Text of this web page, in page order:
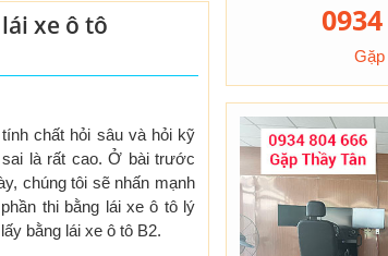
xe ô tô
chất hỏi sâu và hỏi kỹ
là rất cao. Ở bài trước
chúng tôi sẽ nhấn mạnh
thi bằng lái xe ô tô lý
bằng lái xe ô tô B2.
Gặp